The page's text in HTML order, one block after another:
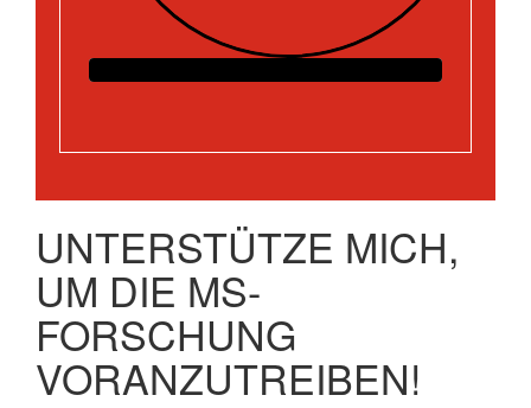
UNTERSTÜTZE MICH,
UM DIE MS-
FORSCHUNG
VORANZUTREIBEN!